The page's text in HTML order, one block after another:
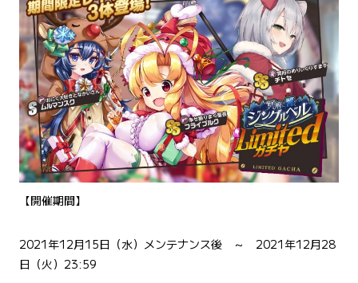
【開催期間】
2021年12月15日（水）メンテナンス後 ～ 2021年12月28
日（火）23:59